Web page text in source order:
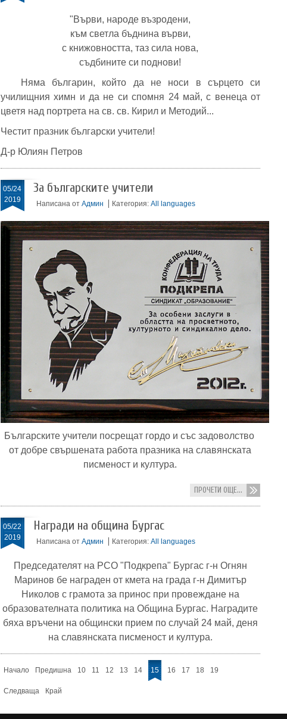
"Върви, народе възродени,
към светла бъднина върви,
с книжовността, таз сила нова,
съдбините си поднови!
Няма българин, който да не носи в сърцето си
училищния химн и да не си спомня 24 май, с венеца от
цветя над портрета на св. св. Кирил и Методий...
Честит празник български учители!
Д-р Юлиян Петров
05/24
2019
За българските учители
Написана от Админ Категория: All languages
Българските учители посрещат гордо и със задоволство
от добре свършената работа празника на славянската
писменост и култура.
ПРОЧЕТИ ОЩЕ...
05/22
2019
Награди на община Бургас
Написана от Админ Категория: All languages
Председателят на РСО "Подкрепа" Бургас г-н Огнян
Маринов бе награден от кмета на града г-н Димитър
Николов с грамота за принос при провеждане на
образователната политика на Община Бургас. Наградите
бяха връчени на общински прием по случай 24 май, деня
на славянската писменост и култура.
Начало Предишна 10 11 12 13 14 15 16 17 18 19
Следваща Край